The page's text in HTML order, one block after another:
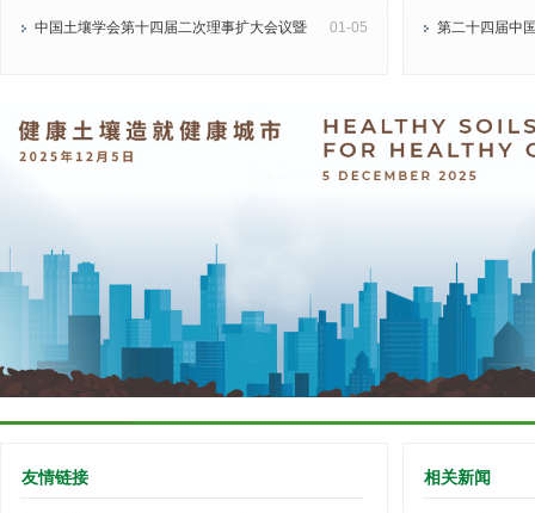
01-05
中国土壤学会第十四届二次理事扩大会议暨 一轮）
第二十四届中
友情链接 相关新闻